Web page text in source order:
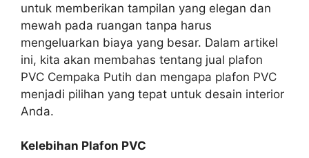
untuk memberikan tampilan yang elegan dan
mewah pada ruangan tanpa harus
mengeluarkan biaya yang besar. Dalam artikel
ini, kita akan membahas tentang jual plafon
PVC Cempaka Putih dan mengapa plafon PVC
menjadi pilihan yang tepat untuk desain interior
Anda.
Kelebihan Plafon PVC